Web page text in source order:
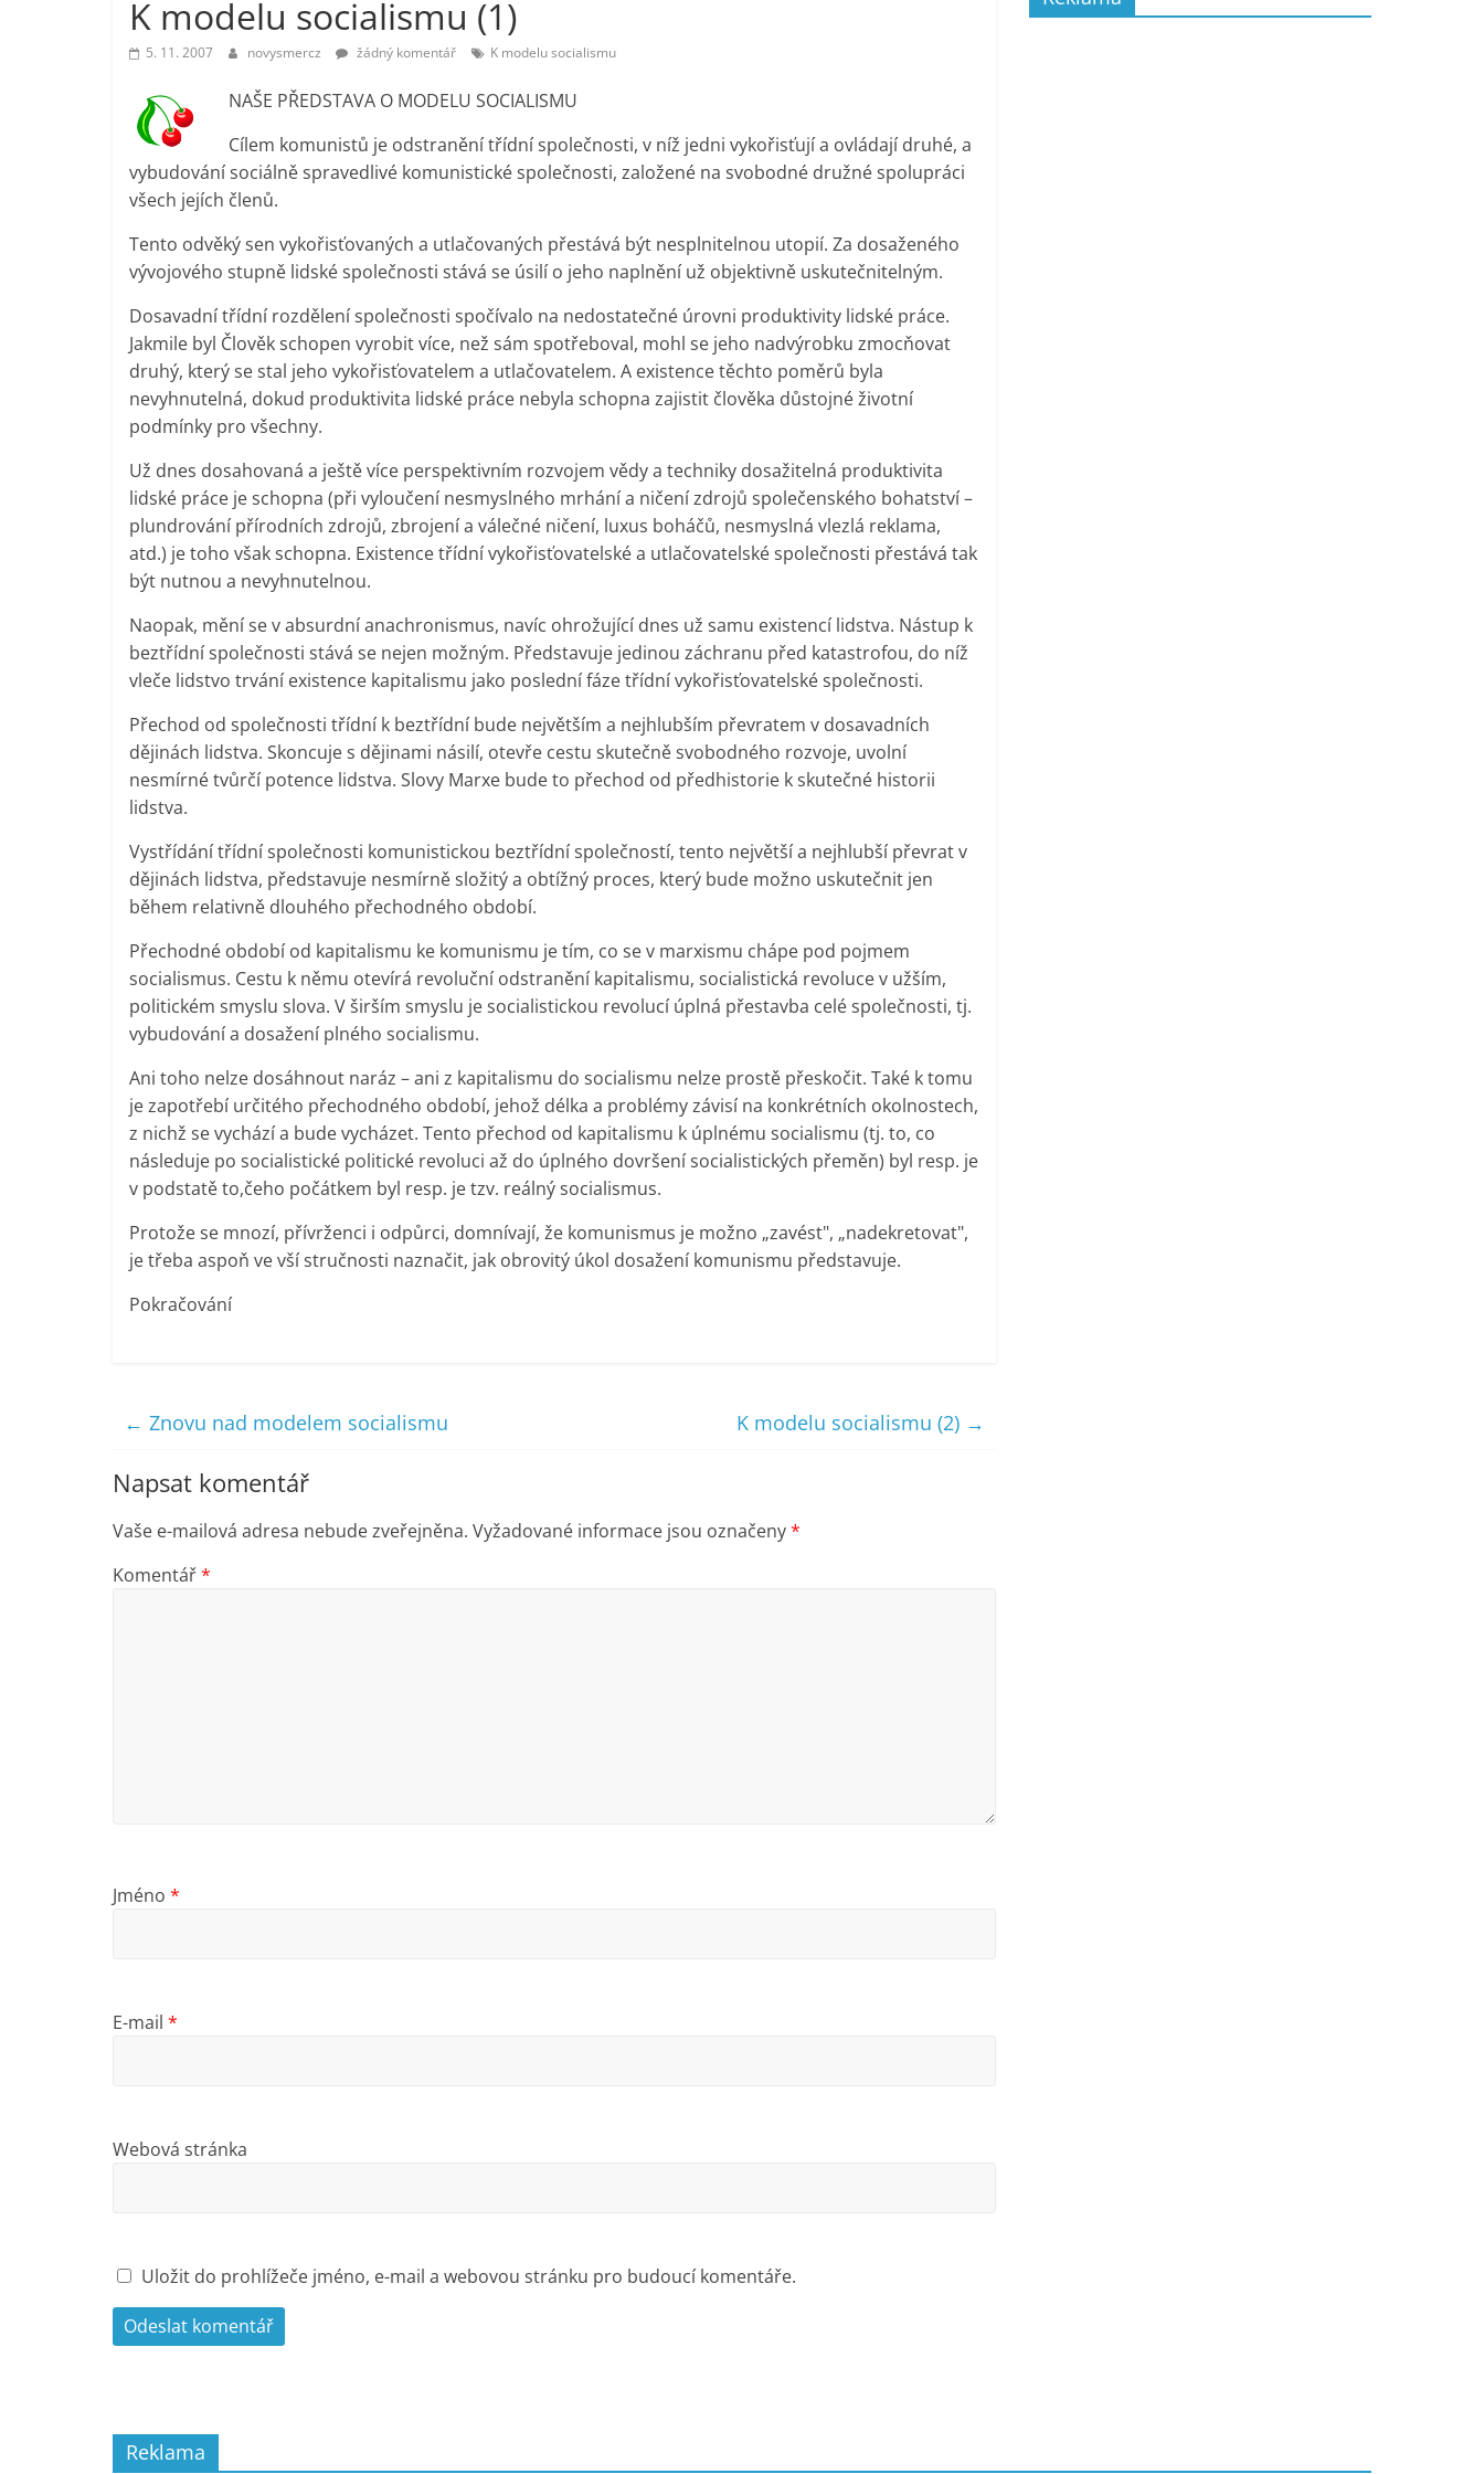
vlastně
prospívá?
K modelu socialismu (1)
5. 11. 2007 novysmercz žádný komentář K modelu socialismu
NAŠE PŘEDSTAVA O MODELU SOCIALISMU
Cílem komunistů je odstranění třídní společnosti, v níž jedni vykořisťují a ovládají druhé, a
vybudování sociálně spravedlivé komunistické společnosti, založené na svobodné družné spolupráci
všech jejích členů.
Tento odvěký sen vykořisťovaných a utlačovaných přestává být nesplnitelnou utopií. Za dosaženého
vývojového stupně lidské společnosti stává se úsilí o jeho naplnění už objektivně uskutečnitelným.
Dosavadní třídní rozdělení společnosti spočívalo na nedostatečné úrovni produktivity lidské práce.
Jakmile byl Člověk schopen vyrobit více, než sám spotřeboval, mohl se jeho nadvýrobku zmocňovat
druhý, který se stal jeho vykořisťovatelem a utlačovatelem. A existence těchto poměrů byla
nevyhnutelná, dokud produktivita lidské práce nebyla schopna zajistit člověka důstojné životní
podmínky pro všechny.
Už dnes dosahovaná a ještě více perspektivním rozvojem vědy a techniky dosažitelná produktivita
lidské práce je schopna (při vyloučení nesmyslného mrhání a ničení zdrojů společenského bohatství –
plundrování přírodních zdrojů, zbrojení a válečné ničení, luxus boháčů, nesmyslná vlezlá reklama,
atd.) je toho však schopna. Existence třídní vykořisťovatelské a utlačovatelské společnosti přestává tak
být nutnou a nevyhnutelnou.
Naopak, mění se v absurdní anachronismus, navíc ohrožující dnes už samu existencí lidstva. Nástup k
beztřídní společnosti stává se nejen možným. Představuje jedinou záchranu před katastrofou, do níž
vleče lidstvo trvání existence kapitalismu jako poslední fáze třídní vykořisťovatelské společnosti.
Přechod od společnosti třídní k beztřídní bude největším a nejhlubším převratem v dosavadních
dějinách lidstva. Skoncuje s dějinami násilí, otevře cestu skutečně svobodného rozvoje, uvolní
nesmírné tvůrčí potence lidstva. Slovy Marxe bude to přechod od předhistorie k skutečné historii
lidstva.
Vystřídání třídní společnosti komunistickou beztřídní společností, tento největší a nejhlubší převrat v
dějinách lidstva, představuje nesmírně složitý a obtížný proces, který bude možno uskutečnit jen
během relativně dlouhého přechodného období.
Přechodné období od kapitalismu ke komunismu je tím, co se v marxismu chápe pod pojmem
socialismus. Cestu k němu otevírá revoluční odstranění kapitalismu, socialistická revoluce v užším,
politickém smyslu slova. V širším smyslu je socialistickou revolucí úplná přestavba celé společnosti, tj.
vybudování a dosažení plného socialismu.
Ani toho nelze dosáhnout naráz – ani z kapitalismu do socialismu nelze prostě přeskočit. Také k tomu
je zapotřebí určitého přechodného období, jehož délka a problémy závisí na konkrétních okolnostech,
z nichž se vychází a bude vycházet. Tento přechod od kapitalismu k úplnému socialismu (tj. to, co
následuje po socialistické politické revoluci až do úplného dovršení socialistických přeměn) byl resp. je
v podstatě to,čeho počátkem byl resp. je tzv. reálný socialismus.
Protože se mnozí, přívrženci i odpůrci, domnívají, že komunismus je možno „zavést", „nadekretovat",
je třeba aspoň ve vší stručnosti naznačit, jak obrovitý úkol dosažení komunismu představuje.
Pokračování
← Znovu nad modelem socialismu K modelu socialismu (2) →
Napsat komentář
Vaše e-mailová adresa nebude zveřejněna. Vyžadované informace jsou označeny*
Komentář*
Jméno *
E-mail *
Webová stránka
Uložit do prohlížeče jméno, e-mail a webovou stránku pro budoucí komentáře.
Reklama